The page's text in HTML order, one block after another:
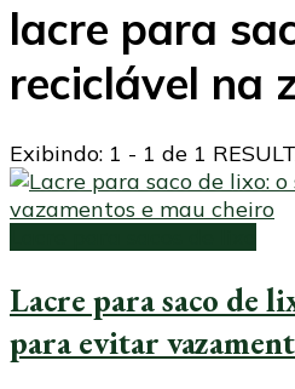
lacre para
reciclável na
Exibindo: 1 - 1 de 1
Lacre para saco de
para evitar